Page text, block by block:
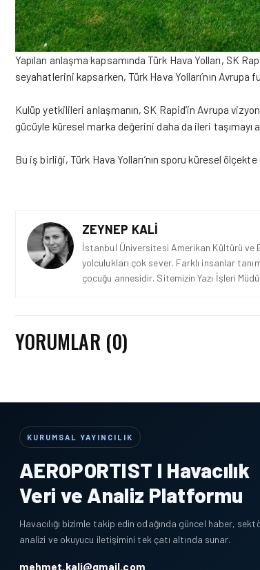
Yapılan anlaşma kapsamında Türk Hava Yolları, SK
seyahatlerini kapsarken, Türk Hava Yolları’nın
Kulüp yetkilileri anlaşmanın, SK Rapid’in Avrupa
gücüyle küresel marka değerini daha da ileri taşımayı
Bu iş birliği, Türk Hava Yolları’nın sporu küresel
ZEYNEP KALI
İstanbul Üniversitesi Amerikan Kültürü ve
yolculukları çok sever. Farklı insanlar
çocuğu annesidir. Sitemizin Yazı İşleri
YORUMLAR (0)
KURUMSAL YAYINCILIK
AEROPORTIST I Havacılık
Veri ve Analiz Platformu
Havacılığı bizimle takip edin odağında güncel haber,
analizi ve okuyucu iletişimini tek çatı altında sunar.
mehmet.kali@gmail.com